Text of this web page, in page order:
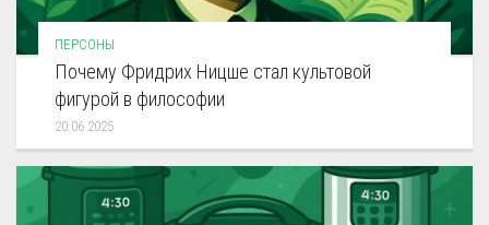
ПЕРСОНЫ
Почему Фридрих Ницше стал культовой
фигурой в философии
20.06.2025